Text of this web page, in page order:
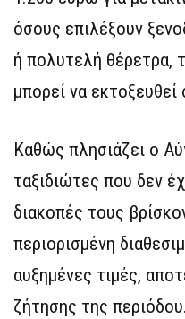
όσους επιλέξουν
ή πολυτελή θέρετρα,
μπορεί να
Καθώς πλησιάζει ο
ταξιδιώτες που δεν
διακοπές τους
περιορισμένη
αυξημένες τιμές,
ζήτησης της περιόδου.